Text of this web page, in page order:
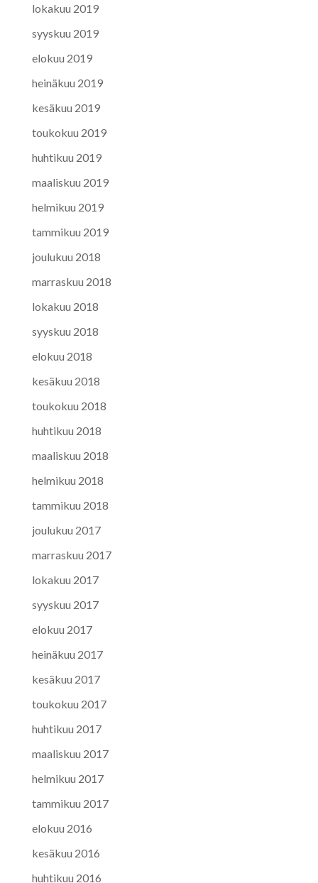
lokakuu 2019
syyskuu 2019
elokuu 2019
heinäkuu 2019
kesäkuu 2019
toukokuu 2019
huhtikuu 2019
maaliskuu 2019
helmikuu 2019
tammikuu 2019
joulukuu 2018
marraskuu 2018
lokakuu 2018
syyskuu 2018
elokuu 2018
kesäkuu 2018
toukokuu 2018
huhtikuu 2018
maaliskuu 2018
helmikuu 2018
tammikuu 2018
joulukuu 2017
marraskuu 2017
lokakuu 2017
syyskuu 2017
elokuu 2017
heinäkuu 2017
kesäkuu 2017
toukokuu 2017
huhtikuu 2017
maaliskuu 2017
helmikuu 2017
tammikuu 2017
elokuu 2016
kesäkuu 2016
huhtikuu 2016